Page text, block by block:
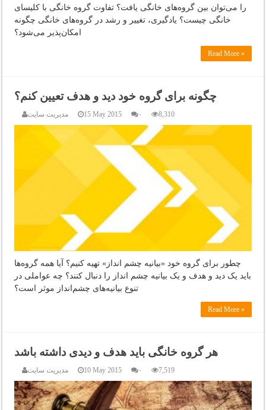
را می‌توان بین گروه‌های خانگی یافت؟ تفاوت گروه خانگی با کلیسای
خانگی چیست؟ یادگیری، تغییر و رشد در گروه‌های خانگی چگونه
امکان‌پذیر می‌شود؟
Read More »
چگونه برای گروه خود دید و هدف تعیین کنم؟
مدیریت سایت 15 May 2015 ۰ 8,310
چطور برای گروه خود «بیانیه چشم انداز» تهیه کنیم؟ آیا همه گروه‌ها
باید یک دید و هدف و یک بیانیه چشم انداز را دنبال کنند؟ چه عواملی در
تنوع بیانیه‌های چشم‌انداز موثر است؟
Read More »
هر گروه خانگی باید هدف و دیدی داشته باشد
مدیریت سایت 10 May 2015 ۰ 7,519